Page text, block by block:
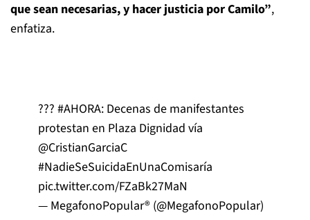
que sean necesarias, y hacer justicia por Camilo”,
enfatiza.
??? #AHORA: Decenas de manifestantes
protestan en Plaza Dignidad vía
@CristianGarciaC
#NadieSeSuicidaEnUnaComisaría
pic.twitter.com/FZaBk27MaN
— MegafonoPopular® (@MegafonoPopular)